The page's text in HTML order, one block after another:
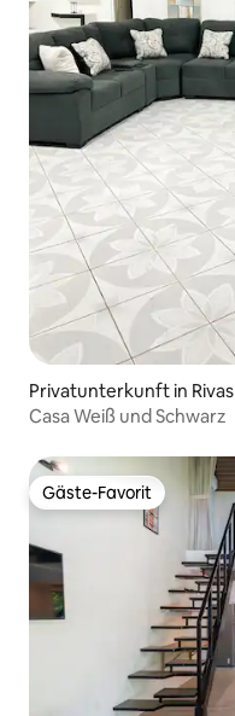
Privatunterkunft in Rivas
Casa Weiß und Schwarz
Gäste-Favorit
Gäste-Favorit